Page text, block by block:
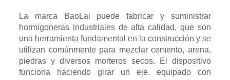
La marca BaoLai puede fabricar y suministrar
hormigoneras industriales de alta calidad, que son
una herramienta fundamental en la construcción y se
utilizan comúnmente para mezclar cemento, arena,
piedras y diversos morteros secos. El dispositivo
funciona haciendo girar un eje, equipado con